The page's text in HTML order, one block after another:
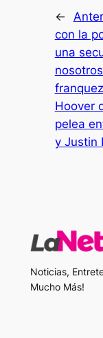
←
con la
una
Hoover
pelea
y Justin
Noticias,
Mucho Más!